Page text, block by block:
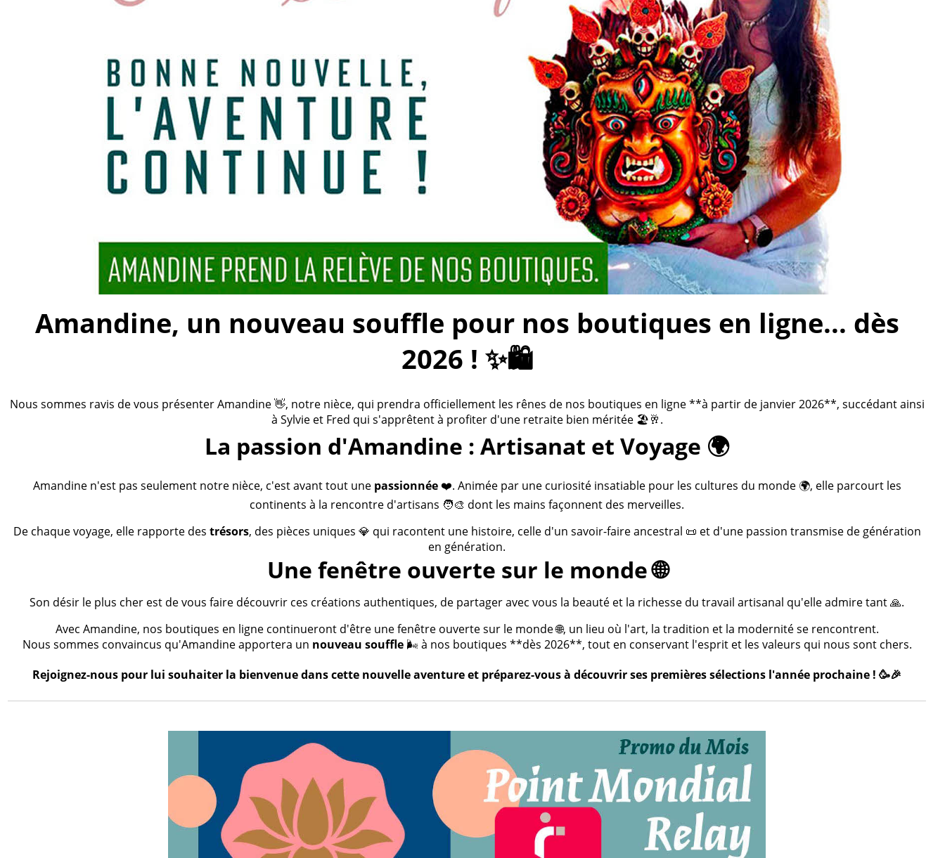
Amandine, un nouveau souffle pour nos boutiques en ligne... dès
2026 ! ✨🛍️
Nous sommes ravis de vous présenter Amandine 👋, notre nièce, qui prendra officiellement les rênes de nos boutiques en ligne **à partir de janvier 2026**, succédant ainsi
à Sylvie et Fred qui s'apprêtent à profiter d'une retraite bien méritée 🏖️🥂.
La passion d'Amandine : Artisanat et Voyage 🌍
Amandine n'est pas seulement notre nièce, c'est avant tout une passionnée❤️. Animée par une curiosité insatiable pour les cultures du monde 🌍, elle parcourt les
continents à la rencontre d'artisans 🧑‍🎨 dont les mains façonnent des merveilles.
De chaque voyage, elle rapporte des trésors, des pièces uniques 💎 qui racontent une histoire, celle d'un savoir-faire ancestral 📜 et d'une passion transmise de génération
en génération.
Une fenêtre ouverte sur le monde 🌐
Son désir le plus cher est de vous faire découvrir ces créations authentiques, de partager avec vous la beauté et la richesse du travail artisanal qu'elle admire tant 🙏.
Avec Amandine, nos boutiques en ligne continueront d'être une fenêtre ouverte sur le monde 🌐, un lieu où l'art, la tradition et la modernité se rencontrent.
Nous sommes convaincus qu'Amandine apportera un nouveau souffle🌬️ à nos boutiques **dès 2026**, tout en conservant l'esprit et les valeurs qui nous sont chers.
Rejoignez-nous pour lui souhaiter la bienvenue dans cette nouvelle aventure et préparez-vous à découvrir ses premières sélections l'année prochaine ! 🥳🎉